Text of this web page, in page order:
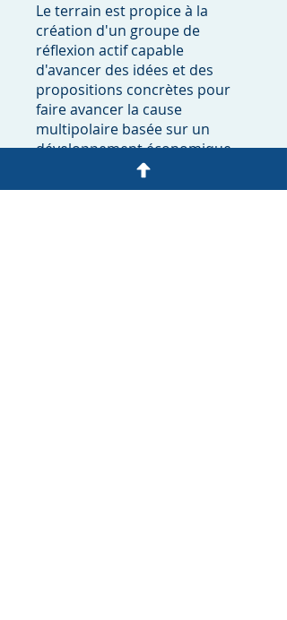
Le terrain est propice à la
création d'un groupe de
réflexion actif capable
d'avancer des idées et des
propositions concrètes pour
faire avancer la cause
multipolaire basée sur un
développement économique,
social et politique équitable et
durable.